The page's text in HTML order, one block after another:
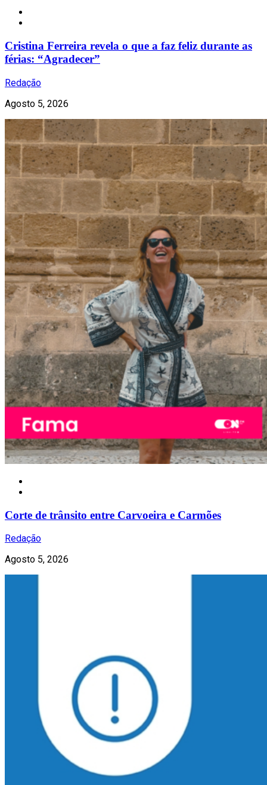
Cristina Ferreira revela o que a faz feliz durante as
férias: “Agradecer”
Redação
Agosto 5, 2026
Corte de trânsito entre Carvoeira e Carmões
Redação
Agosto 5, 2026